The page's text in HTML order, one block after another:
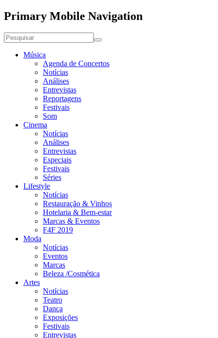
Primary Mobile Navigation
Música
Agenda de Concertos
Notícias
Análises
Entrevistas
Reportagens
Festivais
Som
Cinema
Notícias
Análises
Entrevistas
Especiais
Festivais
Séries
Lifestyle
Notícias
Restauração & Vinhos
Hotelaria & Bem-estar
Marcas & Eventos
F4F 2019
Moda
Notícias
Eventos
Marcas
Beleza /Cosmética
Artes
Notícias
Teatro
Dança
Exposições
Festivais
Entrevistas